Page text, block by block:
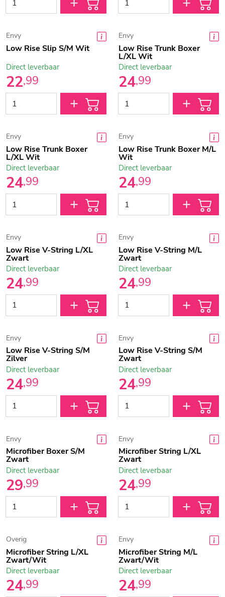
Envy
Low Rise Slip S/M Wit
22,99
Direct leverbaar
Envy
Low Rise Trunk Boxer
L/XL Wit
24,99
Direct leverbaar
Envy
Low Rise Trunk Boxer
L/XL Wit
24,99
Direct leverbaar
Envy
Low Rise Trunk Boxer M/L
Wit
24,99
Direct leverbaar
Envy
Low Rise V-String L/XL
Zwart
24,99
Direct leverbaar
Envy
Low Rise V-String M/L
Zwart
24,99
Direct leverbaar
Envy
Low Rise V-String S/M
Zilver
24,99
Direct leverbaar
Envy
Low Rise V-String S/M
Zwart
24,99
Direct leverbaar
Envy
Microfiber Boxer S/M
Zwart
29,99
Direct leverbaar
Envy
Microfiber String L/XL
Zwart
24,99
Direct leverbaar
Overig
Microfiber String L/XL
Zwart/Wit
24,99
Direct leverbaar
Envy
Microfiber String M/L
Zwart/Wit
24,99
Direct leverbaar